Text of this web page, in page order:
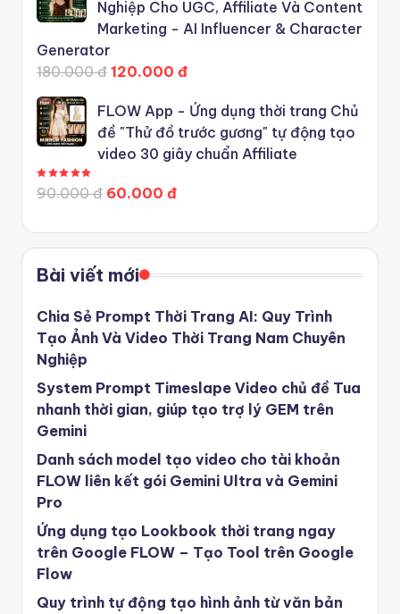
Nghiệp Cho UGC, Affiliate Và Content
Marketing - AI Influencer & Character
Generator
180.000 đ 120.000 đ
FLOW App - Ứng dụng thời trang Chủ
đề "Thử đồ trước gương" tự động tạo
video 30 giây chuẩn Affiliate
90.000 đ 60.000 đ
Bài viết mới
Chia Sẻ Prompt Thời Trang AI: Quy Trình
Tạo Ảnh Và Video Thời Trang Nam Chuyên
Nghiệp
System Prompt Timeslape Video chủ đề Tua
nhanh thời gian, giúp tạo trợ lý GEM trên
Gemini
Danh sách model tạo video cho tài khoản
FLOW liên kết gói Gemini Ultra và Gemini
Pro
Ứng dụng tạo Lookbook thời trang ngay
trên Google FLOW – Tạo Tool trên Google
Flow
Quy trình tự động tạo hình ảnh từ văn bản